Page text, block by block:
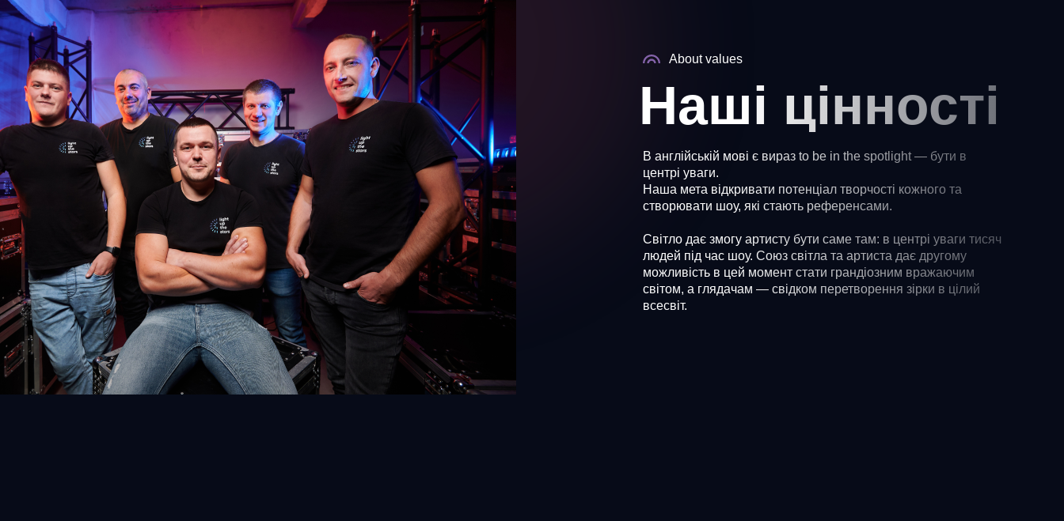
About values
Наші цінності
В англійській мові є вираз to be in the spotlight — бути в
центрі уваги.
Наша мета відкривати потенціал творчості кожного та
створювати шоу, які стають референсами.
Світло дає змогу артисту бути саме там: в центрі уваги тисяч
людей під час шоу. Союз світла та артиста дає другому
можливість в цей момент стати грандіозним вражаючим
світом, а глядачам — свідком перетворення зірки в цілий
всесвіт.